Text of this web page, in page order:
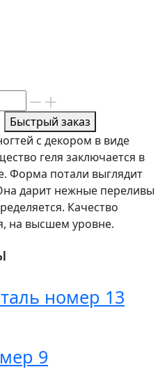
Быстрый заказ
с декором в виде
геля заключается в
Форма потали выглядит
дарит нежные переливы
Качество
на высшем уровне.
номер 13
9